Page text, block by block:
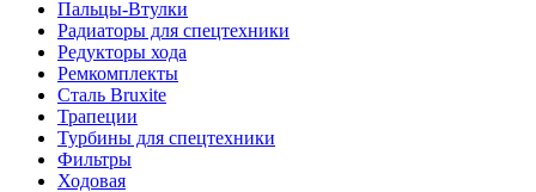
Пальцы-Втулки
Радиаторы для спецтехники
Редукторы хода
Ремкомплекты
Сталь Bruxite
Трапеции
Турбины для спецтехники
Фильтры
Ходовая